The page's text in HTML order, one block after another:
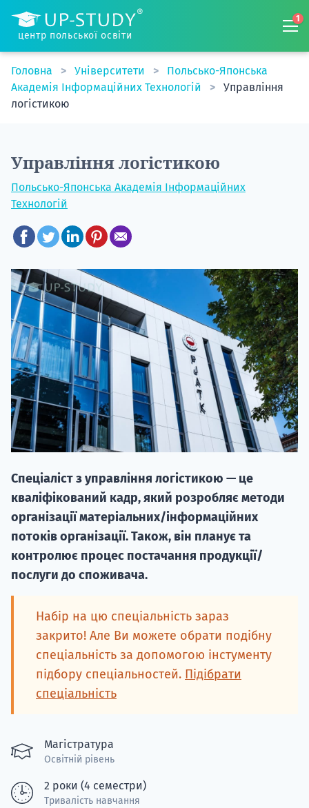
центр польської освіти
1
Головна Університети
Польсько-Японська
Академія Інформаційних Технологій
Управління
логістикою
Управління логістикою
Польсько-Японська Академія Інформаційних
Технологій
Спеціаліст з управління логістикою — це
кваліфікований кадр, який розробляє методи
організації матеріальних/інформаційних
потоків організації. Також, він планує та
контролює процес постачання продукції/
послуги до споживача.
Набір на цю спеціальність зараз
закрито! Але Ви можете обрати подібну
спеціальність за допомогою інстументу
підбору спеціальностей. Підібрати
спеціальність
Магістратура
Освітній рівень
2 роки (4 семестри)
Тривалість навчання
НАБІР